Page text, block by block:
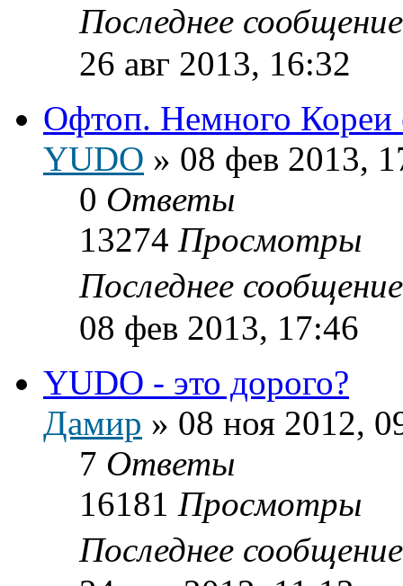
Последнее
26 авг 2013, 16:32
Офтоп. Немного Кореи
YUDO » 08 фев 2013,
0 Ответы
13274 Просмотры
Последнее
08 фев 2013, 17:46
YUDO - это дорого?
Дамир » 08 ноя 2012,
7 Ответы
16181 Просмотры
Последнее